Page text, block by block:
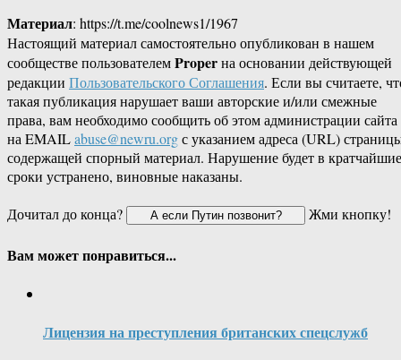
Материал: https://t.me/coolnews1/1967
Настоящий материал самостоятельно опубликован в нашем
сообществе пользователемProperна основании действующей
редакции Пользовательского Соглашения. Если вы считаете,
такая публикация нарушает ваши авторские и/или смежные
права, вам необходимо сообщить об этом администрации сайта
на EMAILabuse@newru.orgс указанием адреса (URL)
содержащей спорный материал. Нарушение будет в кратчайшие
сроки устранено, виновные наказаны.
Дочитал до конца?
Жми кнопку!
Вам может понравиться...
Лицензия на преступления британских спецслужб